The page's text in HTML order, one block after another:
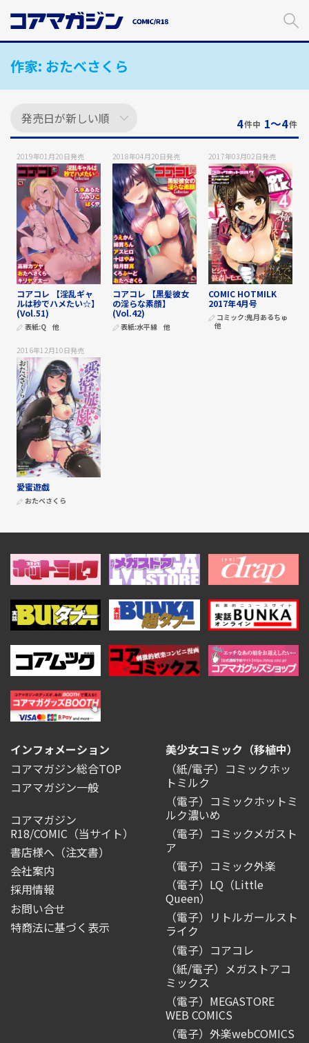
ン
作家: おたべさくら
4件中 1〜4件
2019年01月20日発売
コアコレ 【淫乱ギャ
ルは秒でハメたい☆】
(Vol.51)
表紙:Q 他
2018年04月20日発売
コアコレ 【黒髪彼女
の淫らな素顔】
(Vol.42)
表紙:水平線 他
2017年03月02日発売
COMIC HOTMILK
2017年4月号
コミック:鬼月あるちゅ
他
2016年12月10日発売
愛蜜遊戯
おたべさくら
インフォメーション
コアマガジン総合TOP
コアマガジン一般
コアマガジン
R18/COMIC （当サイト）
書店様へ（注文書）
会社案内
採用情報
お問い合せ
特商法に基づく表示
美少女コミック（移植中）
（紙/電子）コミックホッ
トミルク
（電子）コミックホットミ
ルク濃いめ
（電子）コミックメガスト
ア
（電子）コミック外楽
（電子）LQ（Little
Queen）
（電子）リトルガールスト
ライク
（電子）コアコレ
（紙/電子）メガストアコ
ミックス
（電子）MEGASTORE
WEB COMICS
（電子）外楽webCOMICS